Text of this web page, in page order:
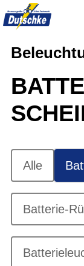
Alle
Batterie-